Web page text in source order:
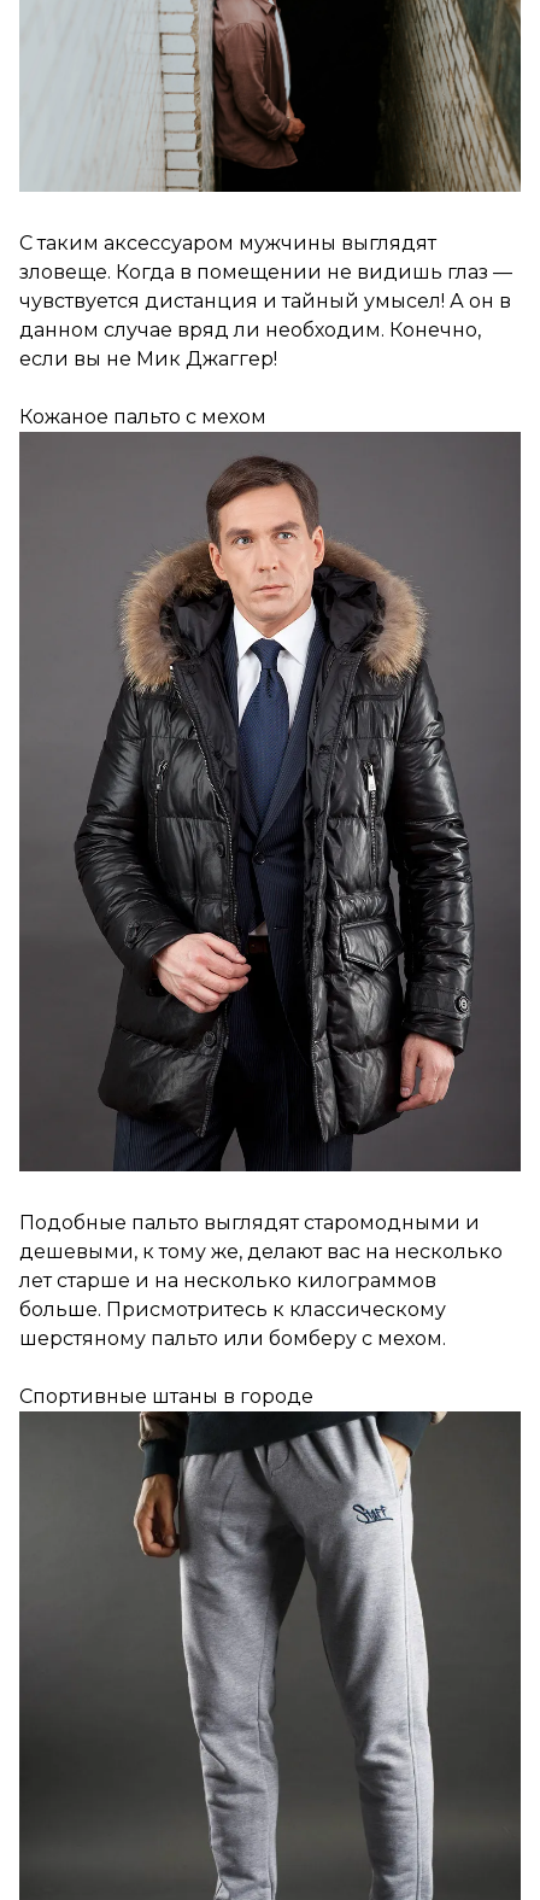
С таким аксессуаром мужчины выглядят
зловеще. Когда в помещении не видишь глаз —
чувствуется дистанция и тайный умысел! А он в
данном случае вряд ли необходим. Конечно,
если вы не Мик Джаггер!
Кожаное пальто с мехом
Подобные пальто выглядят старомодными и
дешевыми, к тому же, делают вас на несколько
лет старше и на несколько килограммов
больше. Присмотритесь к классическому
шерстяному пальто или бомберу с мехом.
Спортивные штаны в городе